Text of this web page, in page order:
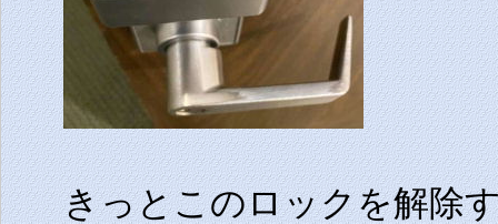
きっとこのロックを解除